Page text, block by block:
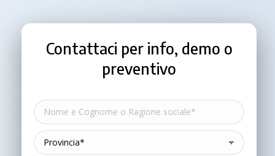
Contattaci per info, demo o
preventivo